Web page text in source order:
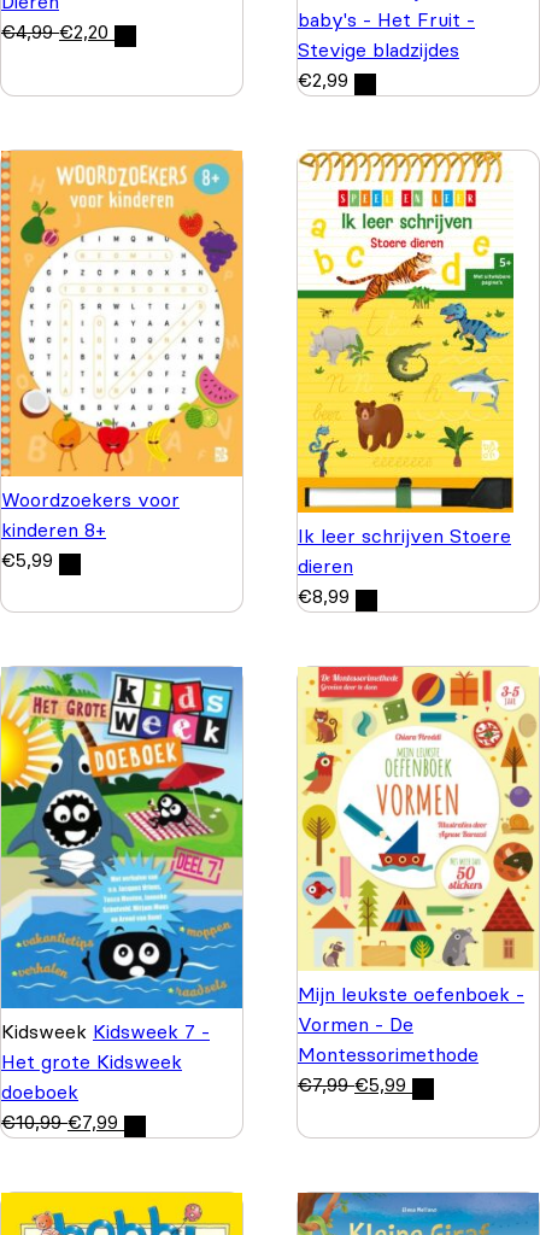
€4,99 €2,20
baby's - Het Fruit -
Stevige bladzijdes
€2,99
Woordzoekers voor
kinderen 8+
€5,99
Ik leer schrijven Stoere
dieren
€8,99
Kidsweek Kidsweek 7 -
Het grote Kidsweek
doeboek
€10,99 €7,99
Mijn leukste oefenboek -
Vormen - De
Montessorimethode
€7,99 €5,99